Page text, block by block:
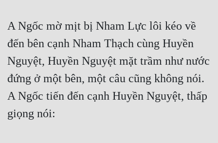
A Ngốc mờ mịt bị Nham Lực lôi kéo về
đến bên cạnh Nham Thạch cùng Huyền
Nguyệt, Huyền Nguyệt mặt trầm như nước
đứng ở một bên, một câu cũng không nói.
A Ngốc tiến đến cạnh Huyền Nguyệt, thấp
giọng nói: